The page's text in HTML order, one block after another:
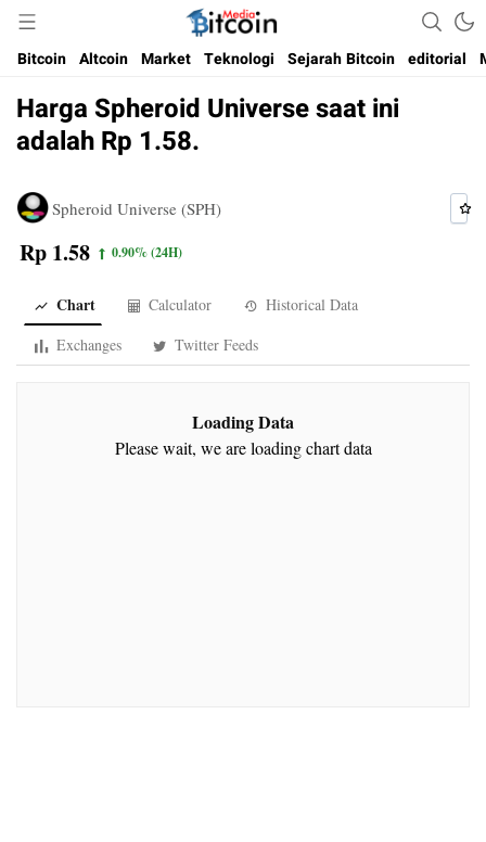
Bitcoin Media Indonesia
Media Bitcoin dan Cryptocurrency, dan Blockchain di Indonesia
Bitcoin Altcoin Market Teknologi Sejarah Bitcoin editorial
Harga Spheroid Universe saat ini
adalah Rp 1.58.
Spheroid Universe (SPH)
Rp 1.58 0.90%(24H)
Chart Calculator
Historical Data
Exchanges
Twitter Feeds
Loading Data
Please wait, we are loading chart data